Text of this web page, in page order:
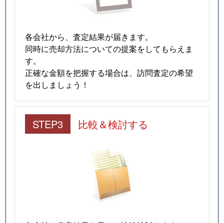
各会社から、査定結果が届きます。
同時に売却方法についての提案をしてもらえま
す。
正確な金額を把握する場合は、訪問査定の希望
を出しましょう！
STEP3 比較＆検討する